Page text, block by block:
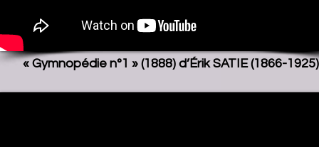
« Gymnopédie n°1 » (1888) d’Érik SATIE (1866-1925)